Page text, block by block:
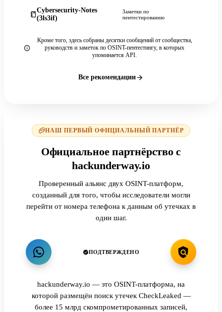
Cybersecurity-Notes
(3ls3if)
Заметки по
пентестированию
Кроме того, здесь собраны десятки сообщений от сообщества,
руководств и заметок по OSINT-пентестингу, в которых
упоминается API.
Все рекомендации
НАШ ПЕРВЫЙ ОФИЦИАЛЬНЫЙ ПАРТНЁР
Официальное партнёрство с
hackunderway.io
Проверенный альянс двух OSINT-платформ,
созданный для того, чтобы исследователи могли
перейти от номера телефона к данным об утечках в
один шаг.
ПОДТВЕРЖДЕНО
hackunderway.io — это OSINT-платформа, на
которой размещён поиск утечек CheckLeaked —
более 15 млрд скомпрометированных записей,